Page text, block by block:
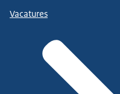
Vacatures